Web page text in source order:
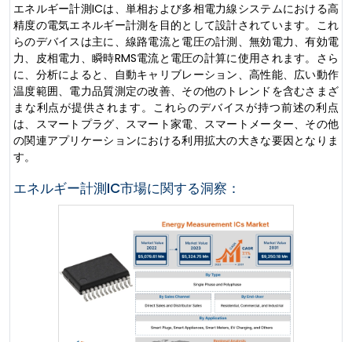
エネルギー計測ICは、単相および多相電力線システムにおける高
精度の電気エネルギー計測を目的として設計されています。これ
らのデバイスは主に、線路電流と電圧の計測、無効電力、有効電
力、皮相電力、瞬時RMS電流と電圧の計算に使用されます。さら
に、分析によると、自動キャリブレーション、高性能、広い動作
温度範囲、電力品質測定の改善、その他のトレンドを含むさまざ
まな利点が提供されます。これらのデバイスが持つ前述の利点
は、スマートプラグ、スマート家電、スマートメーター、その他
の関連アプリケーションにおける利用拡大の大きな要因となりま
す。
エネルギー計測IC市場に関する洞察：